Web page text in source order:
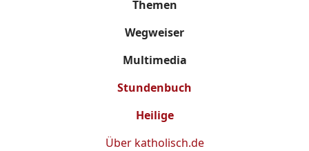
Themen
Wegweiser
Multimedia
Stundenbuch
Heilige
Über katholisch.de